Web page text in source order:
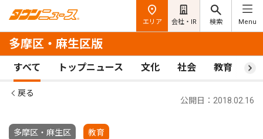
エリア 会社・IR 検索 Menu
多摩区・麻生区版
すべて トップニュース 文化 社会 教育 ス
戻る
多摩区・麻生区 教育
公開日：2018.02.16